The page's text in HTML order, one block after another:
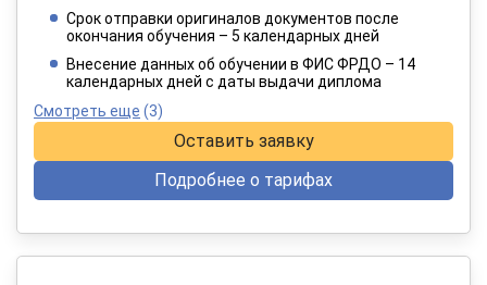
При оплате в рассрочку на 12 месяцев
Срок отправки оригиналов документов после
окончания обучения – 5 календарных дней
Внесение данных об обучении в ФИС ФРДО – 14
календарных дней с даты выдачи диплома
Смотреть еще (3)
Оставить заявку
Подробнее о тарифах